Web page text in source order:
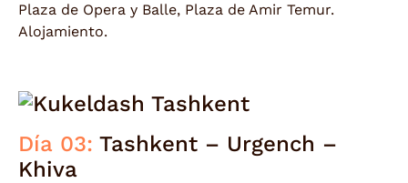
Plaza de Opera y Balle, Plaza de Amir Temur.
Alojamiento.
Día 03: Tashkent – Urgench –
Khiva